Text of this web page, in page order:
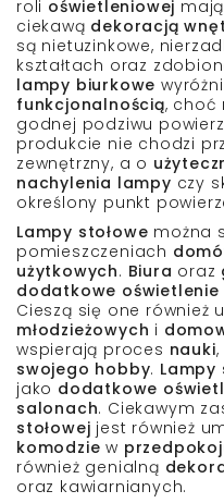
roli oświetleniowej
ciekawą dekoracją
są nietuzinkowe,
kształtach oraz
lampy biurkowe
funkcjonalnością, choć
godnej podziwu
produkcie nie chodzi
zewnętrzny, a o
nachylenia lampy czy
określony punkt
Lampy stołowe można
pomieszczeniach
użytkowych. Biura oraz
dodatkowe oświetlenie
Cieszą się one również
młodzieżowych i
wspierają proces nauki,
swojego hobby. Lampy
jako dodatkowe
salonach. Ciekawym
stołowej jest również
komodzie w
również genialną
oraz kawiarnianych.